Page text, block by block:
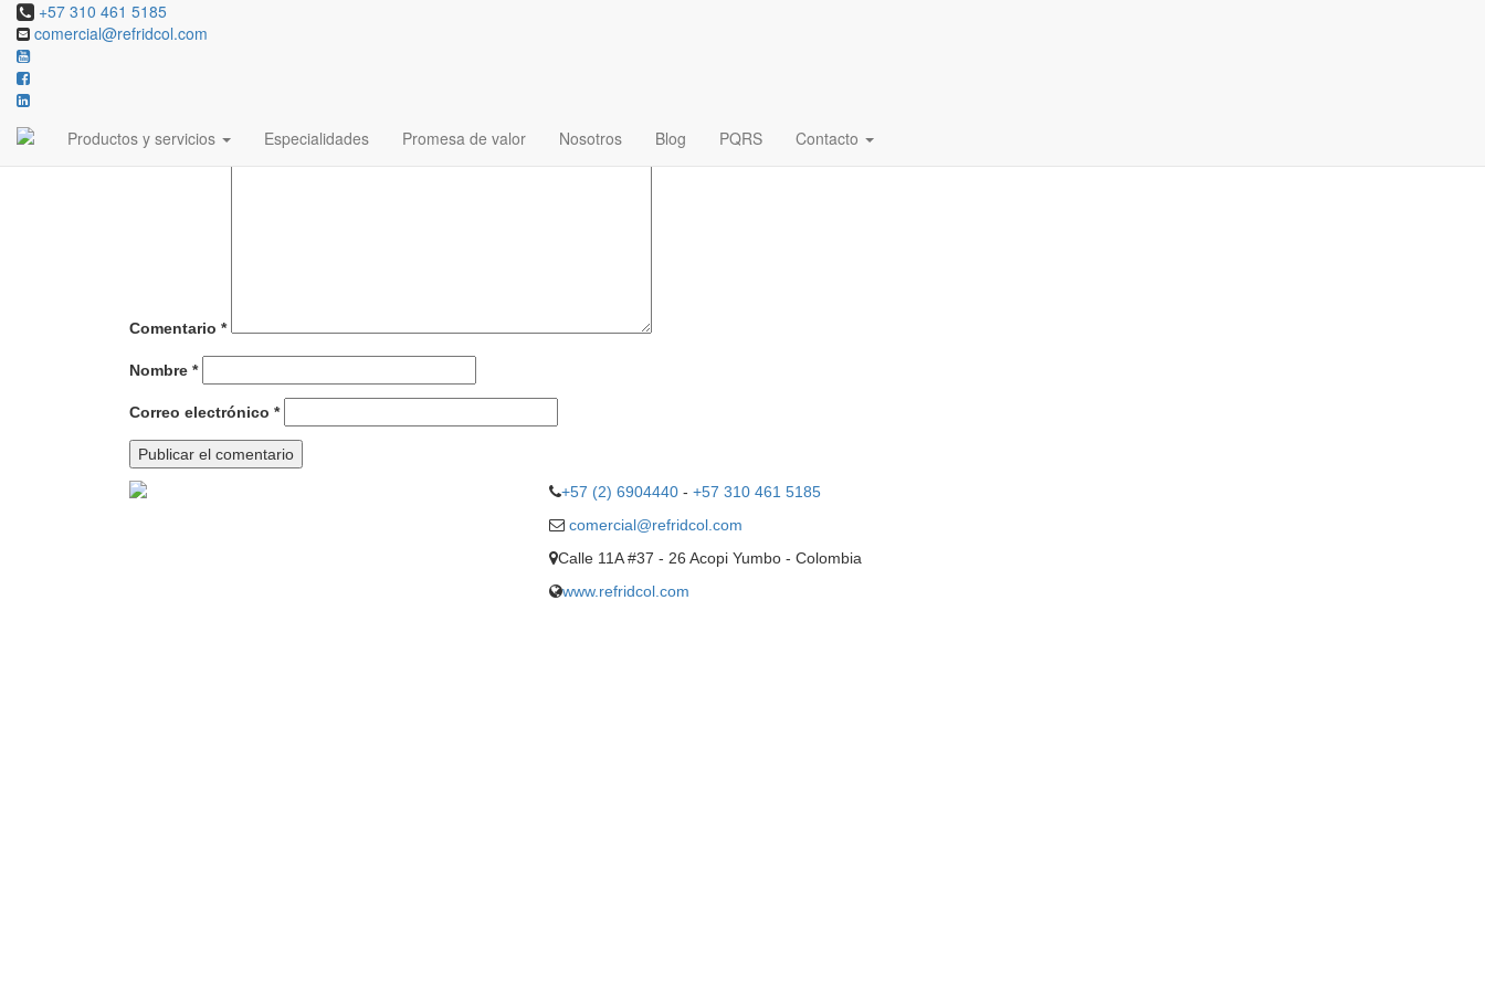
+57 310 461 5185
comercial@refridcol.com
Productos y servicios Especialidades Promesa de valor Nosotros Blog PQRS Contacto
Comentario *
Nombre *
Correo electrónico *
+57 (2) 6904440 - +57 310 461 5185
comercial@refridcol.com
Calle 11A #37 - 26 Acopi Yumbo - Colombia
www.refridcol.com